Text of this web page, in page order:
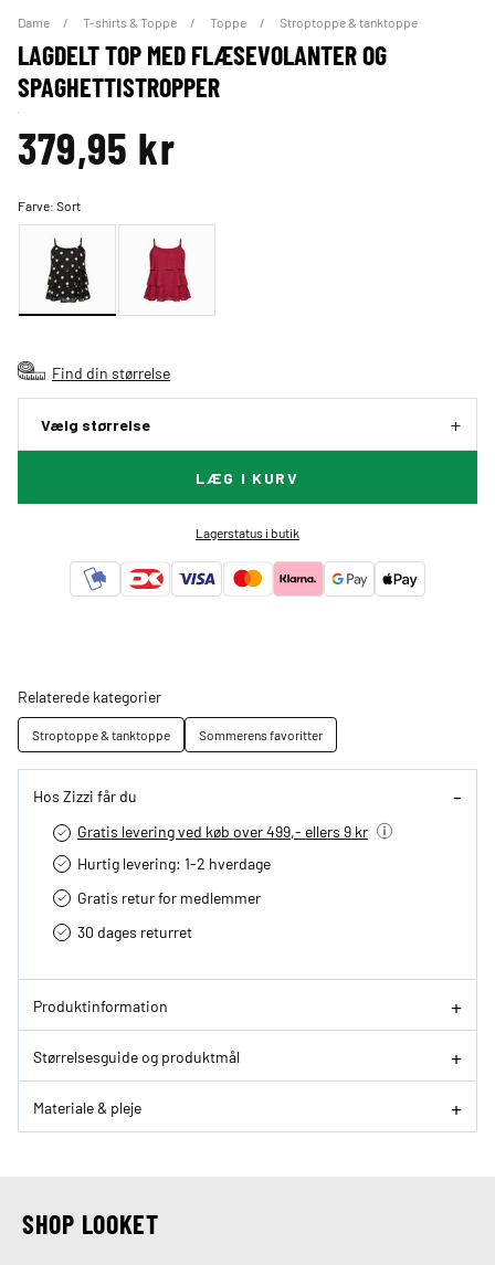
Dame T-shirts & Toppe Toppe Stroptoppe & tanktoppe
LAGDELT TOP MED FLÆSEVOLANTER OG
SPAGHETTISTROPPER
379,95 kr
Farve:Sort
Find din størrelse
Vælg størrelse
LÆG I KURV
Lagerstatus i butik
Relaterede kategorier
Stroptoppe & tanktoppe Sommerens favoritter
Hos Zizzi får du
Gratis levering ved køb over 499,- ellers 9 kr
Hurtig levering­: 1-2 hverdage
Gratis retur for medlemmer
30 dages returret
Produktinformation
Størrelsesguide og produktmål
Materiale & pleje
SHOP LOOKET